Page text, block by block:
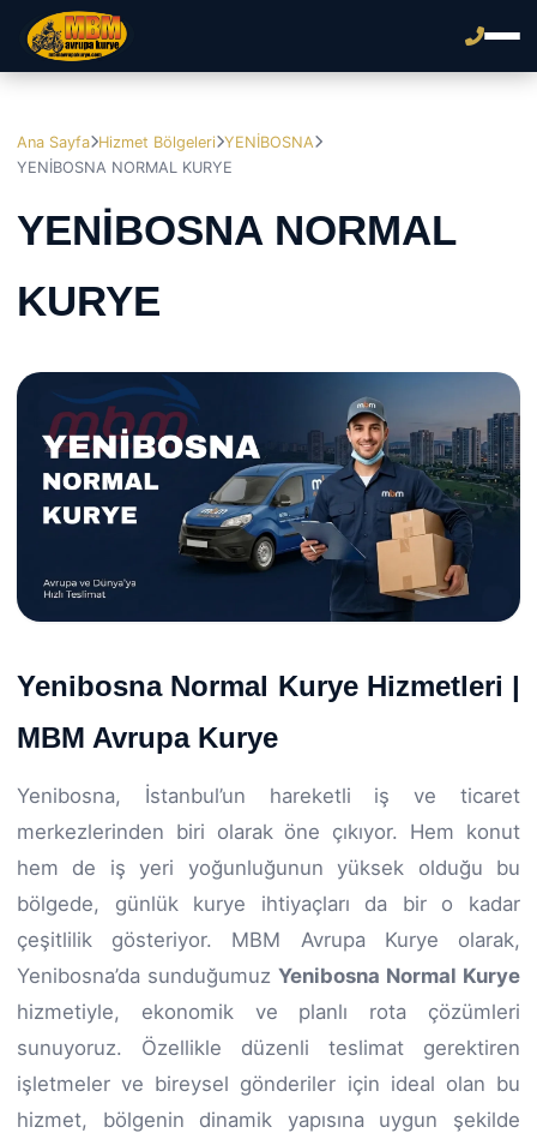
Ana Sayfa Hizmet Bölgeleri YENİBOSNA
YENİBOSNA NORMAL KURYE
YENİBOSNA NORMAL
KURYE
Yenibosna Normal Kurye Hizmetleri |
MBM Avrupa Kurye
Yenibosna, İstanbul’un hareketli iş ve ticaret
merkezlerinden biri olarak öne çıkıyor. Hem konut
hem de iş yeri yoğunluğunun yüksek olduğu bu
bölgede, günlük kurye ihtiyaçları da bir o kadar
çeşitlilik gösteriyor. MBM Avrupa Kurye olarak,
Yenibosna’da sunduğumuz Yenibosna Normal Kurye
hizmetiyle, ekonomik ve planlı rota çözümleri
sunuyoruz. Özellikle düzenli teslimat gerektiren
işletmeler ve bireysel gönderiler için ideal olan bu
hizmet, bölgenin dinamik yapısına uygun şekilde